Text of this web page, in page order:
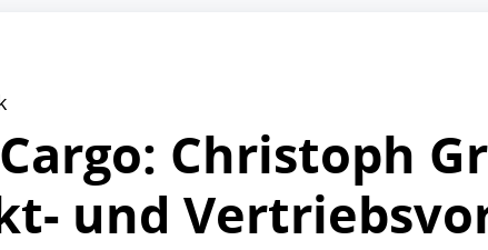
Christoph
und